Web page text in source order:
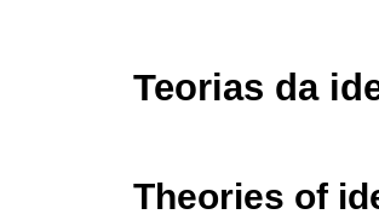
Teorias da
Theories of